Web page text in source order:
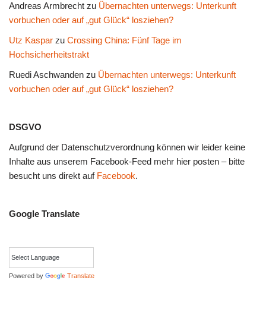
Andreas Armbrecht zu Übernachten unterwegs: Unterkunft
vorbuchen oder auf „gut Glück“ losziehen?
Utz Kaspar zu Crossing China: Fünf Tage im
Hochsicherheitstrakt
Ruedi Aschwanden zu Übernachten unterwegs: Unterkunft
vorbuchen oder auf „gut Glück“ losziehen?
DSGVO
Aufgrund der Datenschutzverordnung können wir leider keine
Inhalte aus unserem Facebook-Feed mehr hier posten – bitte
besucht uns direkt auf Facebook.
Google Translate
Powered by Translate